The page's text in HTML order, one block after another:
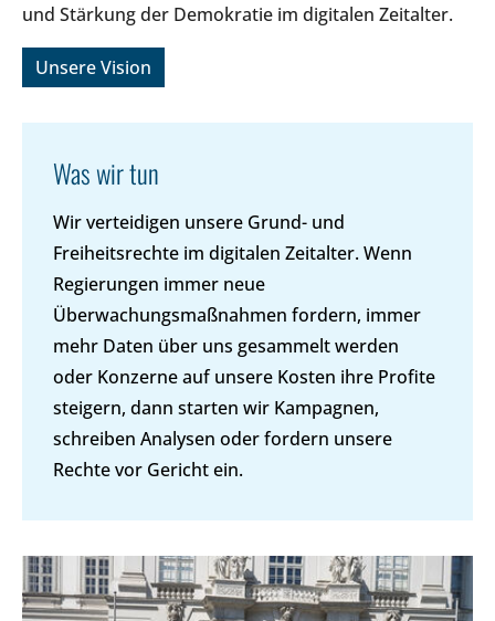
und Stärkung der Demokratie im digitalen Zeitalter.
Unsere Vision
Was wir tun
Wir verteidigen unsere Grund- und
Freiheitsrechte im digitalen Zeitalter. Wenn
Regierungen immer neue
Überwachungsmaßnahmen fordern, immer
mehr Daten über uns gesammelt werden
oder Konzerne auf unsere Kosten ihre Profite
steigern, dann starten wir Kampagnen,
schreiben Analysen oder fordern unsere
Rechte vor Gericht ein.